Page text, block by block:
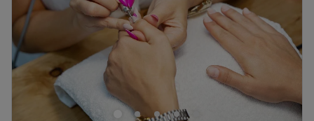
Sábado
09:00–20:00
09:00 20:00
It's like a beauty salon, but way better! And it's also the
place for the best hair finishes, perfect make-up and
fantastic nail art! G×Bar is made up of 58 beauty bars in
13 countries, with tens of thousands of haircuts and